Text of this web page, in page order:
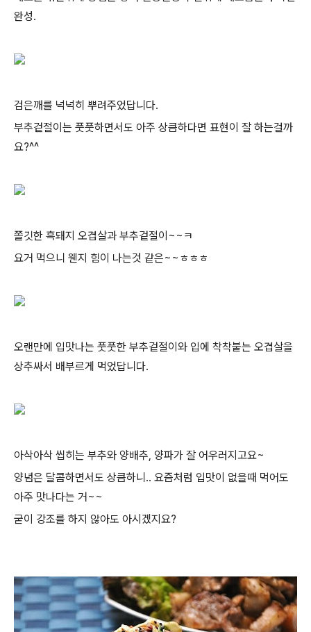
완성.
검은깨를 넉넉히 뿌려주었답니다.
부추겉절이는 풋풋하면서도 아주 상큼하다면 표현이 잘 하는걸까
요?^^
쫄깃한 흑돼지 오겹살과 부추겉절이~~ㅋ
요거 먹으니 웬지 힘이 나는것 같은~~ㅎㅎㅎ
오랜만에 입맛나는 풋풋한 부추겉절이와 입에 착착붙는 오겹살을
상추싸서 배부르게 먹었답니다.
아삭아삭 씹히는 부추와 양배추, 양파가 잘 어우러지고요~
양념은 달콤하면서도 상큼하니.. 요즘처럼 입맛이 없을때 먹어도
아주 맛나다는 거~~
굳이 강조를 하지 않아도 아시겠지요?